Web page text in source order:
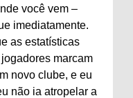
você vem –
imediatamente.
as estatísticas
marcam
novo clube, e eu
não ia atropelar a